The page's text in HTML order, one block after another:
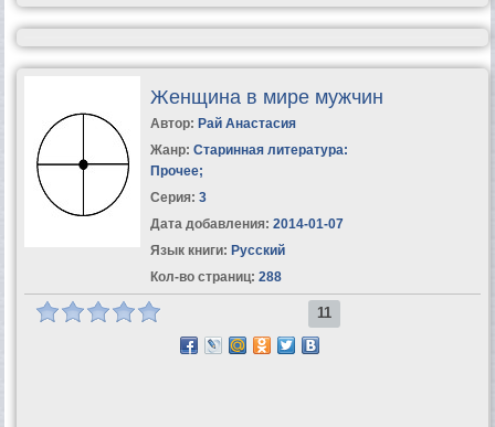
Женщина в мире мужчин
Автор: Рай Анастасия
Жанр: Старинная литература:
Прочее;
Серия: 3
Дата добавления: 2014-01-07
Язык книги: Русский
Кол-во страниц: 288
11